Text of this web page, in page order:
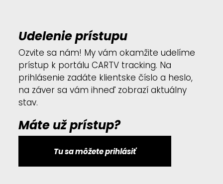
Udelenie prístupu
Ozvite sa nám! My vám okamžite udelíme
prístup k portálu CARTV tracking. Na
prihlásenie zadáte klientske číslo a heslo,
na záver sa vám ihneď zobrazí aktuálny
stav.
Máte už prístup?
Tu sa môžete prihlásiť